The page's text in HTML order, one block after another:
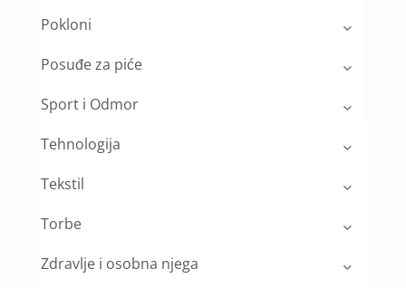
Pokloni
Posuđe za piće
Sport i Odmor
Tehnologija
Tekstil
Torbe
Zdravlje i osobna njega